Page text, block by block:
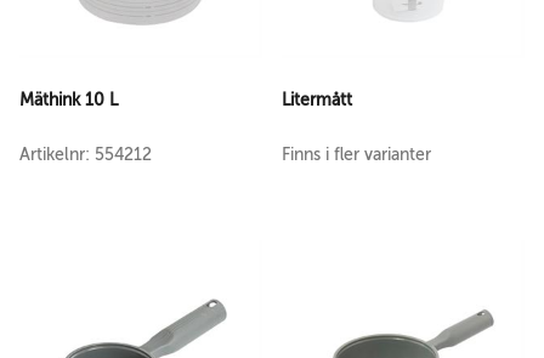
Mäthink 10 L
Artikelnr: 554212
Litermått
Finns i fler varianter